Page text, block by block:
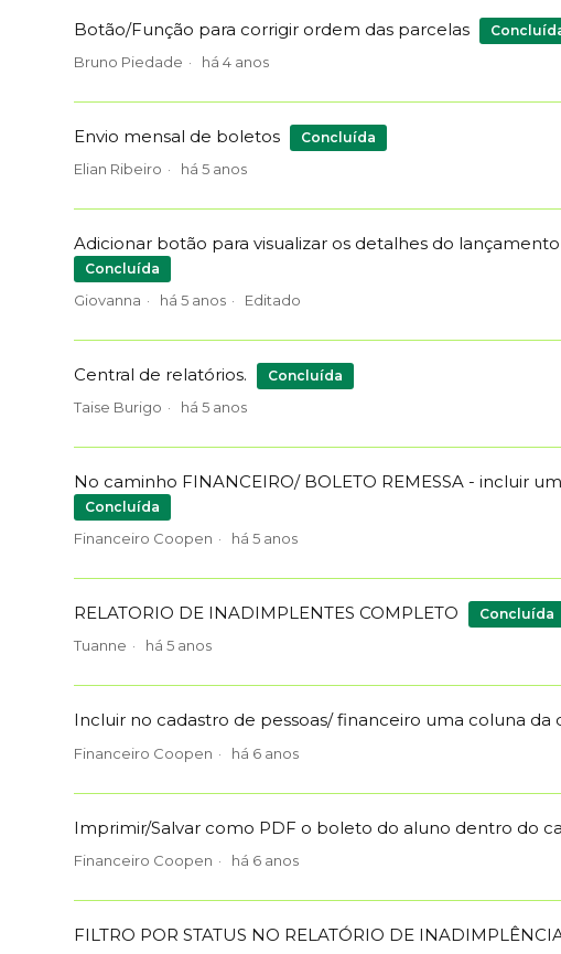
Botão/Função para corrigir ordem das parcelas
Bruno Piedade há 4 anos
Envio mensal de boletos Concluída
Elian Ribeiro há 5 anos
Adicionar botão para visualizar os detalhes do
Concluída
Giovanna há 5 anos Editado
Central de relatórios. Concluída
Taise Burigo há 5 anos
No caminho FINANCEIRO/ BOLETO REMESSA - incluir
Concluída
Financeiro Coopen há 5 anos
RELATORIO DE INADIMPLENTES COMPLETO Concluída
Tuanne há 5 anos
Incluir no cadastro de pessoas/ financeiro uma coluna
Financeiro Coopen há 6 anos
Imprimir/Salvar como PDF o boleto do aluno dentro do
Financeiro Coopen há 6 anos
FILTRO POR STATUS NO RELATÓRIO DE